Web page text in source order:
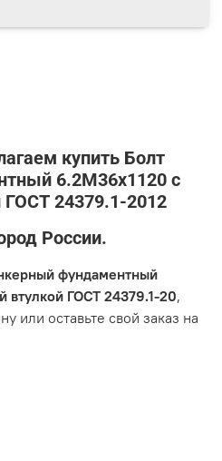
купить Болт
6.2М36х1120 с
ГОСТ 24379.1-2012
России.
фундаментный
втулкой ГОСТ 24379.1-20,
или оставьте свой заказ на